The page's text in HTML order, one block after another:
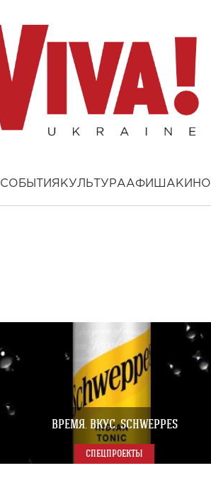
СОБЫТИЯ КУЛЬТУРААФИША КИНО
ВРЕМЯ. ВКУС. SCHWEPPES
СПЕЦПРОЕКТЫ